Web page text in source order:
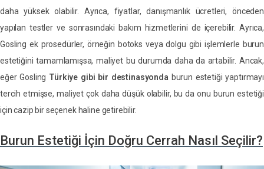
daha yüksek olabilir. Ayrıca, fiyatlar, danışmanlık ücretleri, önceden
yapılan testler ve sonrasındaki bakım hizmetlerini de içerebilir. Ayrıca,
Gosling ek prosedürler, örneğin botoks veya dolgu gibi işlemlerle burun
estetiğini tamamlamışsa, maliyet bu durumda daha da artabilir. Ancak,
eğer Gosling Türkiye gibi bir destinasyonda burun estetiği yaptırmayı
tercih etmişse, maliyet çok daha düşük olabilir, bu da onu burun estetiği
için cazip bir seçenek haline getirebilir.
Burun Estetiği İçin Doğru Cerrah Nasıl Seçilir?